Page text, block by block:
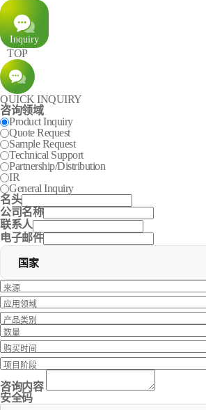
TOP
QUICK INQUIRY
咨询领域
Product Inquiry
Quote Request
Sample Request
Technical Support
Partnership/Distribution
IR
General Inquiry
名头
公司名称
联系人
电子邮件
国家
咨询内容
安全码